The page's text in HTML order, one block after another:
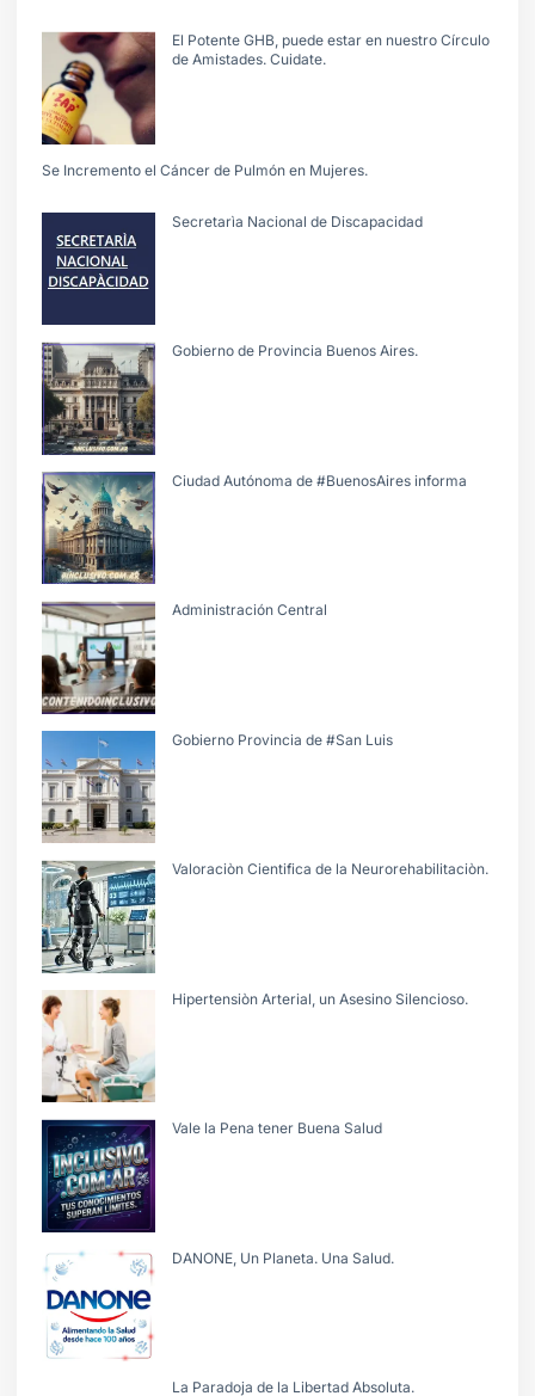
El Potente GHB, puede estar en nuestro Círculo
de Amistades. Cuidate.
Se Incremento el Cáncer de Pulmón en Mujeres.
Secretarìa Nacional de Discapacidad
Gobierno de Provincia Buenos Aires.
Ciudad Autónoma de #BuenosAires informa
Administración Central
Gobierno Provincia de #San Luis
Valoraciòn Cientifica de la Neurorehabilitaciòn.
Hipertensiòn Arterial, un Asesino Silencioso.
Vale la Pena tener Buena Salud
DANONE, Un Planeta. Una Salud.
La Paradoja de la Libertad Absoluta.